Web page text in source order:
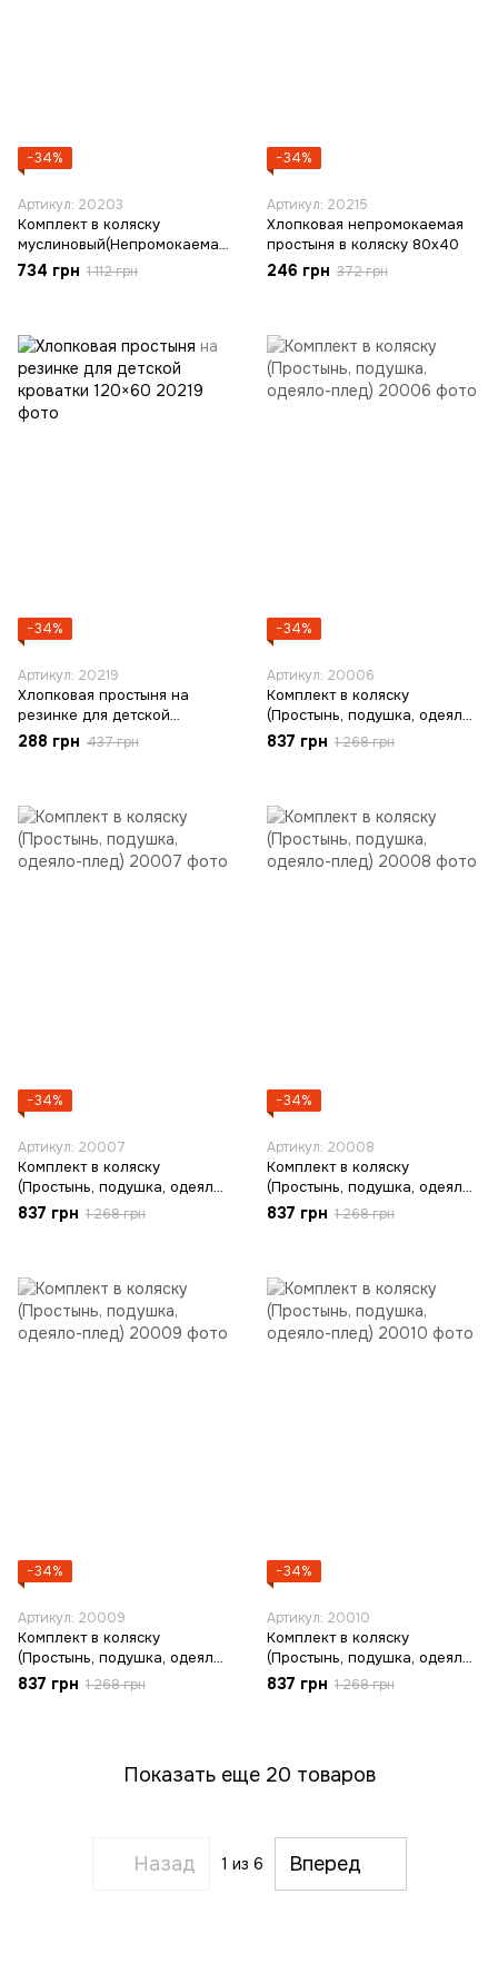
−34%
Артикул: 20203
Комплект в коляску
муслиновый(Непромокаемая
простынь, подушка, плед)
734 грн 1 112 грн
−34%
Артикул: 20215
Хлопковая непромокаемая
простыня в коляску 80х40
246 грн 372 грн
−34%
Артикул: 20219
Хлопковая простыня на
резинке для детской
кроватки 120×60
288 грн 437 грн
−34%
Артикул: 20006
Комплект в коляску
(Простынь, подушка, одеяло-
плед)
837 грн 1 268 грн
−34%
Артикул: 20007
Комплект в коляску
(Простынь, подушка, одеяло-
плед)
837 грн 1 268 грн
−34%
Артикул: 20008
Комплект в коляску
(Простынь, подушка, одеяло-
плед)
837 грн 1 268 грн
−34%
Артикул: 20009
Комплект в коляску
(Простынь, подушка, одеяло-
плед)
837 грн 1 268 грн
−34%
Артикул: 20010
Комплект в коляску
(Простынь, подушка, одеяло-
плед)
837 грн 1 268 грн
Показать еще 20 товаров
Назад 1 из 6 Вперед